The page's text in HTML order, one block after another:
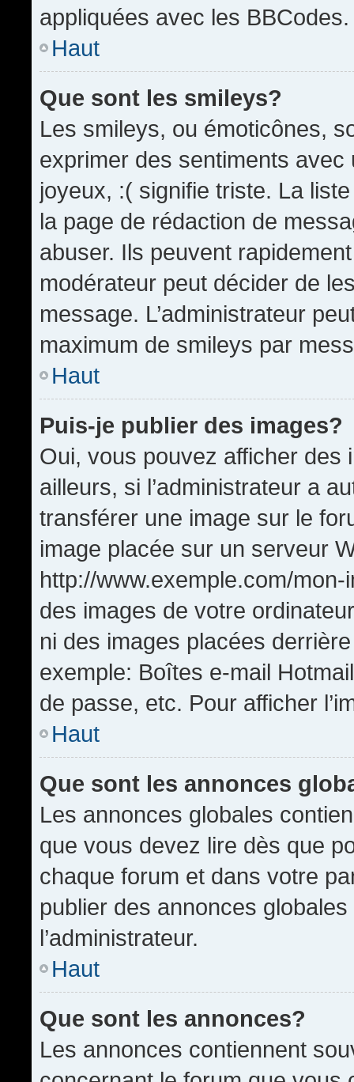
appliquées avec les BBCodes.
Haut
Que sont les smileys?
Les smileys, ou émoticônes,
exprimer des sentiments
joyeux, :( signifie triste. La
la page de rédaction de
abuser. Ils peuvent
modérateur peut décider de
message. L’administrateur
maximum de smileys par
Haut
Puis-je publier des images?
Oui, vous pouvez afficher
ailleurs, si l’administrateur a
transférer une image sur le
image placée sur un serveur
http://www.exemple.com/
des images de votre
ni des images placées
exemple: Boîtes e-mail
de passe, etc. Pour afficher
Haut
Que sont les annonces
Les annonces globales
que vous devez lire dès que
chaque forum et dans votre
publier des annonces
l’administrateur.
Haut
Que sont les annonces?
Les annonces contiennent